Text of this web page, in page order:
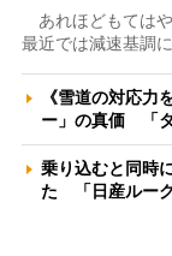
あれほどもてはや
最近では減速基調
《雪道の対応力
ー」の真価 「
乗り込むと同時
た 「日産ルー